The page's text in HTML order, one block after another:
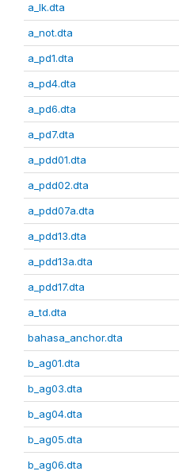
a_lk.dta
a_not.dta
a_pd1.dta
a_pd4.dta
a_pd6.dta
a_pd7.dta
a_pdd01.dta
a_pdd02.dta
a_pdd07a.dta
a_pdd13.dta
a_pdd13a.dta
a_pdd17.dta
a_td.dta
bahasa_anchor.dta
b_ag01.dta
b_ag03.dta
b_ag04.dta
b_ag05.dta
b_ag06.dta